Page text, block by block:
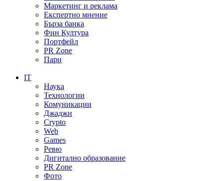
Маркетинг и реклама
Експертно мнение
Бърза банка
Фин Култура
Портфейл
PR Zone
Пари
IT
Наука
Технологии
Комуникации
Джаджи
Crypto
Web
Games
Ревю
Дигитално образование
PR Zone
Фото